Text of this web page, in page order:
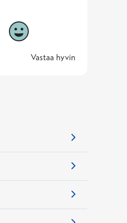
5
Vastaa hyvin
5 -
Vastaa hyvin